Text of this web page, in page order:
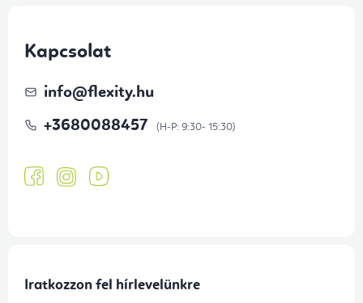
Kapcsolat
info@flexity.hu
+3680088457
Iratkozzon fel hírlevelünkre